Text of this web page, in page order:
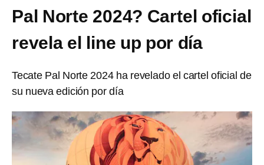
Pal Norte 2024? Cartel oficial
revela el line up por día
Tecate Pal Norte 2024 ha revelado el cartel oficial de
su nueva edición por día